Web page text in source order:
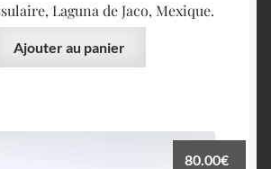
Laguna de Jaco, Mexique.
Ajouter au panier
80.00€